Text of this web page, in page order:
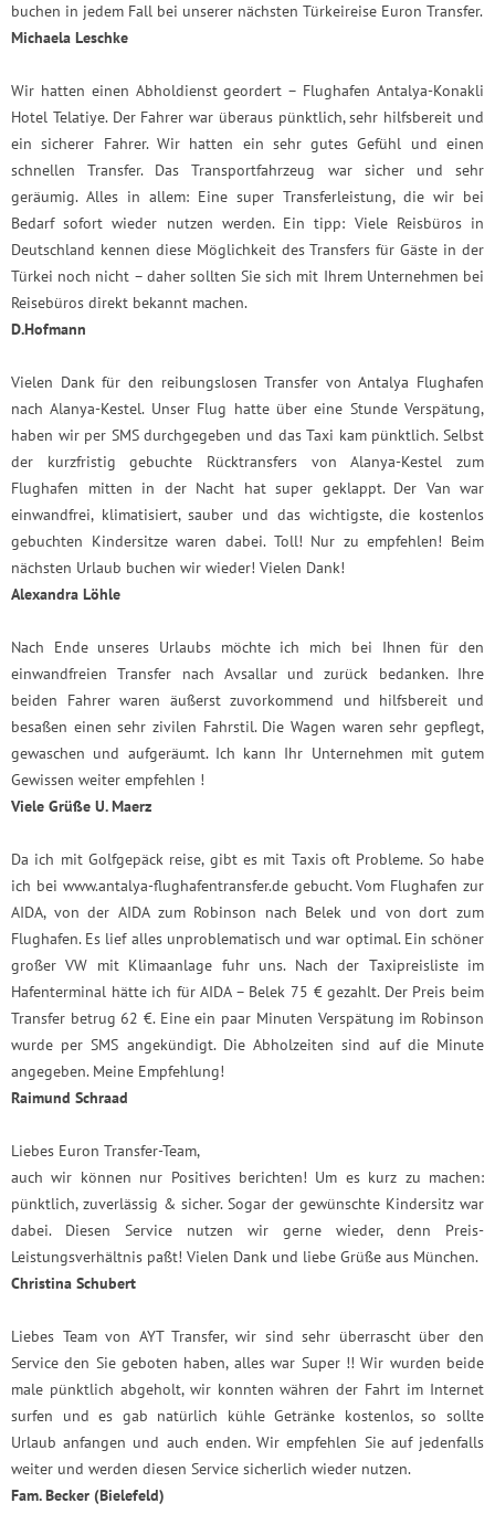
buchen in jedem Fall bei unserer nächsten Türkeireise Euron Transfer.
Michaela Leschke
Wir hatten einen Abholdienst geordert – Flughafen Antalya-Konakli
Hotel Telatiye. Der Fahrer war überaus pünktlich, sehr hilfsbereit und
ein sicherer Fahrer. Wir hatten ein sehr gutes Gefühl und einen
schnellen Transfer. Das Transportfahrzeug war sicher und sehr
geräumig. Alles in allem: Eine super Transferleistung, die wir bei
Bedarf sofort wieder nutzen werden. Ein tipp: Viele Reisbüros in
Deutschland kennen diese Möglichkeit des Transfers für Gäste in der
Türkei noch nicht – daher sollten Sie sich mit Ihrem Unternehmen bei
Reisebüros direkt bekannt machen.
D.Hofmann
Vielen Dank für den reibungslosen Transfer von Antalya Flughafen
nach Alanya-Kestel. Unser Flug hatte über eine Stunde Verspätung,
haben wir per SMS durchgegeben und das Taxi kam pünktlich. Selbst
der kurzfristig gebuchte Rücktransfers von Alanya-Kestel zum
Flughafen mitten in der Nacht hat super geklappt. Der Van war
einwandfrei, klimatisiert, sauber und das wichtigste, die kostenlos
gebuchten Kindersitze waren dabei. Toll! Nur zu empfehlen! Beim
nächsten Urlaub buchen wir wieder! Vielen Dank!
Alexandra Löhle
Nach Ende unseres Urlaubs möchte ich mich bei Ihnen für den
einwandfreien Transfer nach Avsallar und zurück bedanken. Ihre
beiden Fahrer waren äußerst zuvorkommend und hilfsbereit und
besaßen einen sehr zivilen Fahrstil. Die Wagen waren sehr gepflegt,
gewaschen und aufgeräumt. Ich kann Ihr Unternehmen mit gutem
Gewissen weiter empfehlen !
Viele Grüße U. Maerz
Da ich mit Golfgepäck reise, gibt es mit Taxis oft Probleme. So habe
ich bei www.antalya-flughafentransfer.de gebucht. Vom Flughafen zur
AIDA, von der AIDA zum Robinson nach Belek und von dort zum
Flughafen. Es lief alles unproblematisch und war optimal. Ein schöner
großer VW mit Klimaanlage fuhr uns. Nach der Taxipreisliste im
Hafenterminal hätte ich für AIDA – Belek 75 € gezahlt. Der Preis beim
Transfer betrug 62 €. Eine ein paar Minuten Verspätung im Robinson
wurde per SMS angekündigt. Die Abholzeiten sind auf die Minute
angegeben. Meine Empfehlung!
Raimund Schraad
Liebes Euron Transfer-Team,
auch wir können nur Positives berichten! Um es kurz zu machen:
pünktlich, zuverlässig & sicher. Sogar der gewünschte Kindersitz war
dabei. Diesen Service nutzen wir gerne wieder, denn Preis-
Leistungsverhältnis paßt! Vielen Dank und liebe Grüße aus München.
Christina Schubert
Liebes Team von AYT Transfer, wir sind sehr überrascht über den
Service den Sie geboten haben, alles war Super !! Wir wurden beide
male pünktlich abgeholt, wir konnten währen der Fahrt im Internet
surfen und es gab natürlich kühle Getränke kostenlos, so sollte
Urlaub anfangen und auch enden. Wir empfehlen Sie auf jedenfalls
weiter und werden diesen Service sicherlich wieder nutzen.
Fam. Becker (Bielefeld)